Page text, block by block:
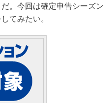
。今回は確定申告シーズン
てみたい。